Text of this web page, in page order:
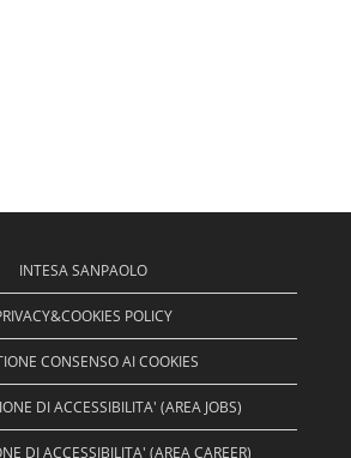
INTESA SANPAOLO
POLICY
CONSENSO AI COOKIES
DI ACCESSIBILITA' (AREA JOBS)
DI ACCESSIBILITA' (AREA CAREER)